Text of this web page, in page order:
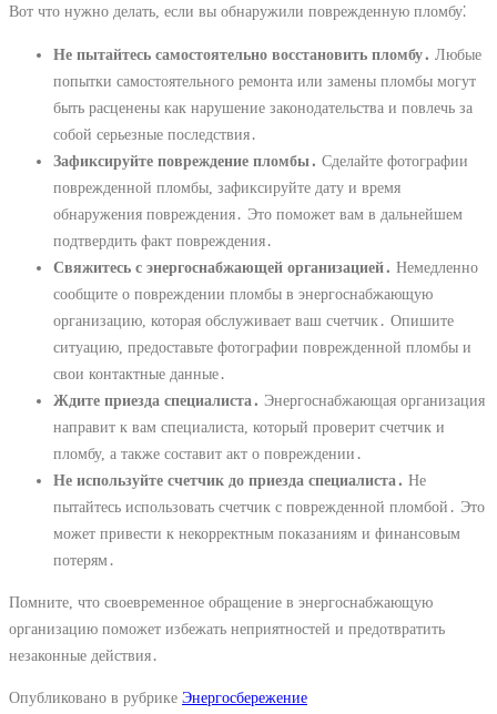
Вот что нужно делать, если вы обнаружили поврежденную пломбу⁚
Не пытайтесь самостоятельно восстановить пломбу․ Любые
попытки самостоятельного ремонта или замены пломбы могут
быть расценены как нарушение законодательства и повлечь за
собой серьезные последствия․
Зафиксируйте повреждение пломбы․ Сделайте фотографии
поврежденной пломбы, зафиксируйте дату и время
обнаружения повреждения․ Это поможет вам в дальнейшем
подтвердить факт повреждения․
Свяжитесь с энергоснабжающей организацией․ Немедленно
сообщите о повреждении пломбы в энергоснабжающую
организацию, которая обслуживает ваш счетчик․ Опишите
ситуацию, предоставьте фотографии поврежденной пломбы и
свои контактные данные․
Ждите приезда специалиста․ Энергоснабжающая организация
направит к вам специалиста, который проверит счетчик и
пломбу, а также составит акт о повреждении․
Не используйте счетчик до приезда специалиста․ Не
пытайтесь использовать счетчик с поврежденной пломбой․ Это
может привести к некорректным показаниям и финансовым
потерям․
Помните, что своевременное обращение в энергоснабжающую
организацию поможет избежать неприятностей и предотвратить
незаконные действия․
Опубликовано в рубрике Энергосбережение